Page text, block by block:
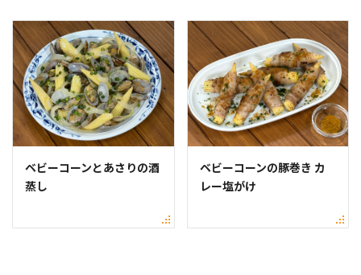
ベビーコーンとあさりの酒
蒸し
ベビーコーンの豚巻き カ
レー塩がけ